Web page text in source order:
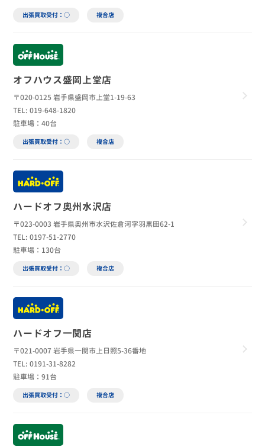
出張買取受付：○ 複合店
オフハウス盛岡上堂店
〒020-0125 岩手県盛岡市上堂1-19-63
TEL: 019-648-1820
駐車場：40台
出張買取受付：○ 複合店
ハードオフ奥州水沢店
〒023-0003 岩手県奥州市水沢佐倉河字羽黒田62-1
TEL: 0197-51-2770
駐車場：130台
出張買取受付：○ 複合店
ハードオフ一関店
〒021-0007 岩手県一関市上日照5-36番地
TEL: 0191-31-8282
駐車場：91台
出張買取受付：○ 複合店